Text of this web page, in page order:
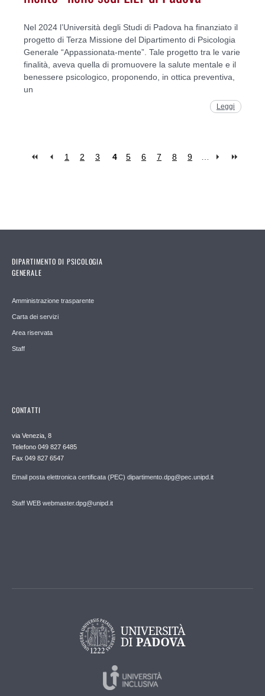
Nel 2024 l’Università degli Studi di Padova ha finanziato il
progetto di Terza Missione del Dipartimento di Psicologia
Generale “Appassionata-mente”. Tale progetto tra le varie
finalità, aveva quella di promuovere la salute mentale e il
benessere psicologico, proponendo, in ottica preventiva,
un
Leggi
1 2 3 4 5 6 7 8 9
DIPARTIMENTO DI PSICOLOGIA
GENERALE
Amministrazione trasparente
Carta dei servizi
Area riservata
Staff
CONTATTI
via Venezia, 8
Telefono 049 827 6485
Fax 049 827 6547
Email posta elettronica certificata (PEC) dipartimento.dpg@pec.unipd.it
Staff WEB webmaster.dpg@unipd.it